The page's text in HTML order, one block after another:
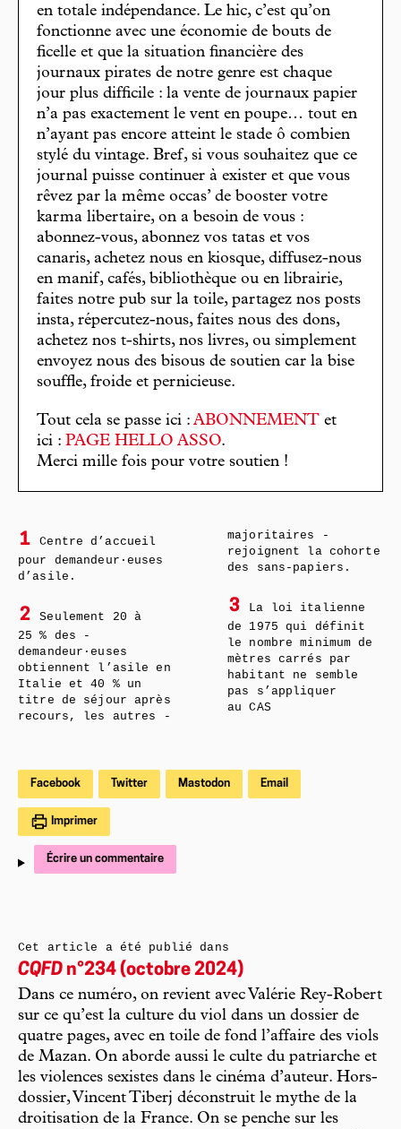
en totale indépendance. Le hic, c’est qu’on
fonctionne avec une économie de bouts de
ficelle et que la situation financière des
journaux pirates de notre genre est chaque
jour plus difficile : la vente de journaux papier
n’a pas exactement le vent en poupe… tout en
n’ayant pas encore atteint le stade ô combien
stylé du vintage. Bref, si vous souhaitez que ce
journal puisse continuer à exister et que vous
rêvez par la même occas’ de booster votre
karma libertaire, on a besoin de vous :
abonnez-vous, abonnez vos tatas et vos
canaris, achetez nous en kiosque, diffusez-nous
en manif, cafés, bibliothèque ou en librairie,
faites notre pub sur la toile, partagez nos posts
insta, répercutez-nous, faites nous des dons,
achetez nos t-shirts, nos livres, ou simplement
envoyez nous des bisous de soutien car la bise
souffle, froide et pernicieuse.
Tout cela se passe ici : ABONNEMENT et
ici : PAGE HELLO ASSO.
Merci mille fois pour votre soutien !
1
Centre d’accueil
pour demandeur·euses
d’asile.
2
Seulement 20 à
25 % des ­
demandeur·euses
obtiennent l’asile en
Italie et 40 % un
titre de séjour après
recours, les autres -
majoritaires -
rejoignent la cohorte
des sans-papiers.
3
La loi italienne
de 1975 qui définit
le nombre minimum de
mètres carrés par
habitant ne semble
pas s’appliquer
au CAS
Facebook Twitter Mastodon Email
Imprimer
Écrire un commentaire
Cet article a été publié dans
CQFD n°234 (octobre 2024)
Dans ce numéro, on revient avec Valérie Rey-Robert
sur ce qu’est la culture du viol dans un dossier de
quatre pages, avec en toile de fond l’affaire des viols
de Mazan. On aborde aussi le culte du patriarche et
les violences sexistes dans le cinéma d’auteur. Hors-
dossier, Vincent Tiberj déconstruit le mythe de la
droitisation de la France. On se penche sur les